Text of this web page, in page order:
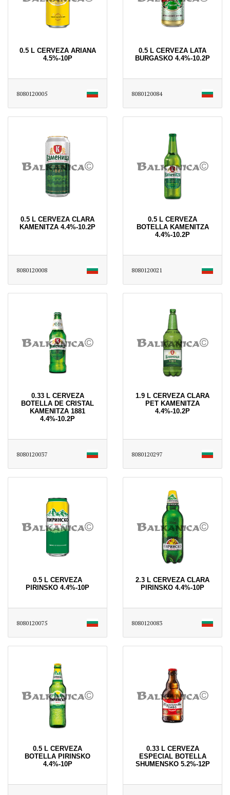
0.5 L CERVEZA ARIANA
4.5%-10P
8080120005
0.5 L CERVEZA LATA
BURGASKO 4.4%-10.2P
8080120084
0.5 L CERVEZA CLARA
KAMENITZA 4.4%-10.2P
8080120008
0.5 L CERVEZA
BOTELLA KAMENITZA
4.4%-10.2P
8080120021
0.33 L CERVEZA
BOTELLA DE CRISTAL
KAMENITZA 1881
4.4%-10.2P
8080120037
1.9 L CERVEZA CLARA
PET KAMENITZA
4.4%-10.2P
8080120297
0.5 L CERVEZA
PIRINSKO 4.4%-10P
8080120075
2.3 L CERVEZA CLARA
PIRINSKO 4.4%-10P
8080120083
0.5 L CERVEZA
BOTELLA PIRINSKO
4.4%-10P
0.33 L CERVEZA
ESPECIAL BOTELLA
SHUMENSKO 5.2%-12P